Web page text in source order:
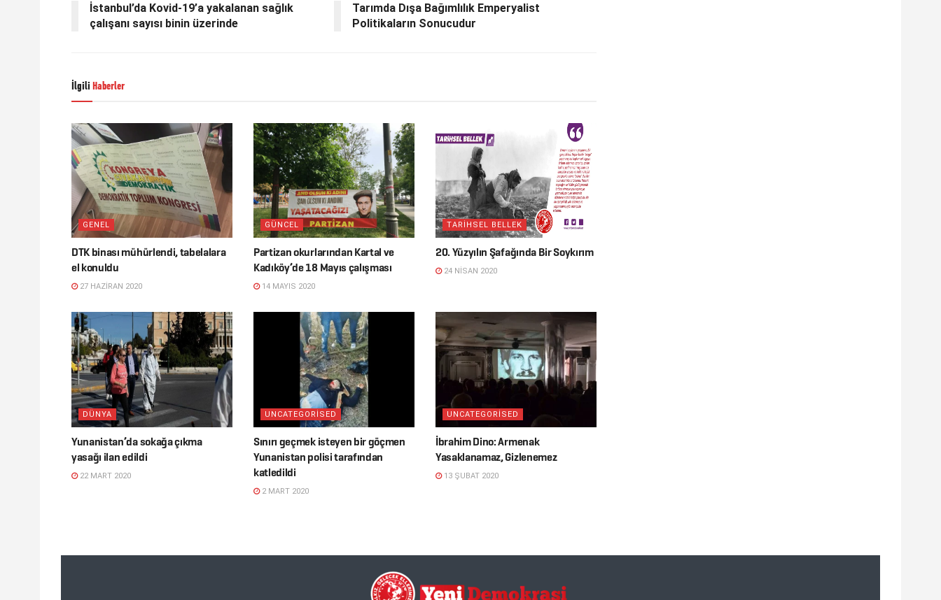
İstanbul’da Kovid-19’a yakalanan sağlık
çalışanı sayısı binin üzerinde
Tarımda Dışa Bağımlılık Emperyalist
Politikaların Sonucudur
İlgili Haberler
GENEL
DTK binası mühürlendi, tabelalara
el konuldu
27 HAZIRAN 2020
GÜNCEL
Partizan okurlarından Kartal ve
Kadıköy’de 18 Mayıs çalışması
14 MAYIS 2020
TARİHSEL BELLEK
20. Yüzyılın Şafağında Bir Soykırım
24 NISAN 2020
DÜNYA
Yunanistan’da sokağa çıkma
yasağı ilan edildi
22 MART 2020
UNCATEGORISED
Sınırı geçmek isteyen bir göçmen
Yunanistan polisi tarafından
katledildi
2 MART 2020
UNCATEGORISED
İbrahim Dino: Armenak
Yasaklanamaz, Gizlenemez
13 ŞUBAT 2020